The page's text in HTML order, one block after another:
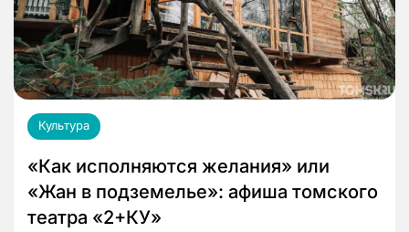
Культура
«Как исполняются желания» или
«Жан в подземелье»: афиша томского
театра «2+КУ»